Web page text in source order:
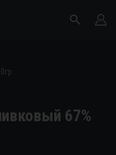
67%